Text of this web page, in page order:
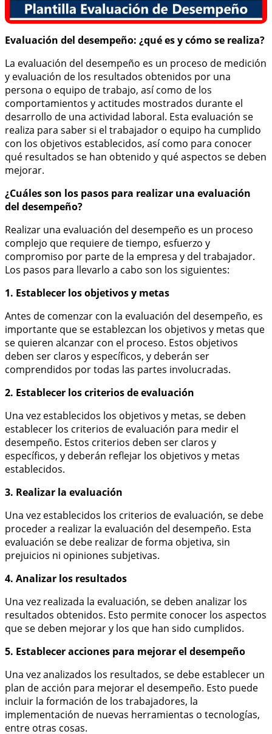
Evaluación del desempeño: ¿qué es y cómo se realiza?
La evaluación del desempeño es un proceso de medición
y evaluación de los resultados obtenidos por una
persona o equipo de trabajo, así como de los
comportamientos y actitudes mostrados durante el
desarrollo de una actividad laboral. Esta evaluación se
realiza para saber si el trabajador o equipo ha cumplido
con los objetivos establecidos, así como para conocer
qué resultados se han obtenido y qué aspectos se deben
mejorar.
¿Cuáles son los pasos para realizar una evaluación
del desempeño?
Realizar una evaluación del desempeño es un proceso
complejo que requiere de tiempo, esfuerzo y
compromiso por parte de la empresa y del trabajador.
Los pasos para llevarlo a cabo son los siguientes:
1. Establecer los objetivos y metas
Antes de comenzar con la evaluación del desempeño, es
importante que se establezcan los objetivos y metas que
se quieren alcanzar con el proceso. Estos objetivos
deben ser claros y específicos, y deberán ser
comprendidos por todas las partes involucradas.
2. Establecer los criterios de evaluación
Una vez establecidos los objetivos y metas, se deben
establecer los criterios de evaluación para medir el
desempeño. Estos criterios deben ser claros y
específicos, y deberán reflejar los objetivos y metas
establecidos.
3. Realizar la evaluación
Una vez establecidos los criterios de evaluación, se debe
proceder a realizar la evaluación del desempeño. Esta
evaluación se debe realizar de forma objetiva, sin
prejuicios ni opiniones subjetivas.
4. Analizar los resultados
Una vez realizada la evaluación, se deben analizar los
resultados obtenidos. Esto permite conocer los aspectos
que se deben mejorar y los que han sido cumplidos.
5. Establecer acciones para mejorar el desempeño
Una vez analizados los resultados, se debe establecer un
plan de acción para mejorar el desempeño. Esto puede
incluir la formación de los trabajadores, la
implementación de nuevas herramientas o tecnologías,
entre otras cosas.